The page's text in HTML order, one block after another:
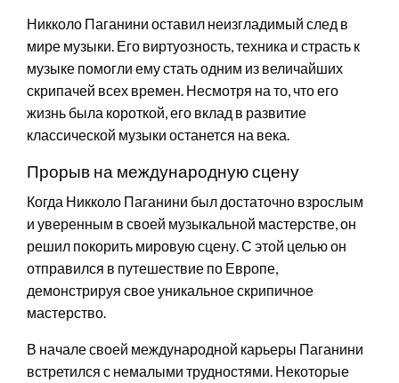
Никколо Паганини оставил неизгладимый след в
мире музыки. Его виртуозность, техника и страсть к
музыке помогли ему стать одним из величайших
скрипачей всех времен. Несмотря на то, что его
жизнь была короткой, его вклад в развитие
классической музыки останется на века.
Прорыв на международную сцену
Когда Никколо Паганини был достаточно взрослым
и уверенным в своей музыкальной мастерстве, он
решил покорить мировую сцену. С этой целью он
отправился в путешествие по Европе,
демонстрируя свое уникальное скрипичное
мастерство.
В начале своей международной карьеры Паганини
встретился с немалыми трудностями. Некоторые